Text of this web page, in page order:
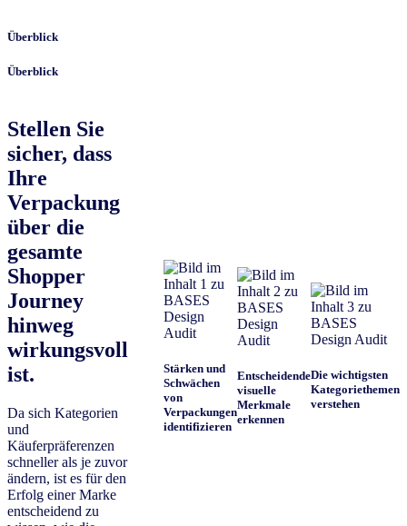
Überblick
Überblick
Stellen Sie
sicher, dass
Ihre
Verpackung
über die
gesamte
Shopper
Journey
hinweg
wirkungsvoll
ist.
Da sich Kategorien
und
Käuferpräferenzen
schneller als je zuvor
ändern, ist es für den
Erfolg einer Marke
entscheidend zu
Stärken und
Schwächen
von
Verpackungen
identifizieren
Entscheidende
visuelle
Merkmale
erkennen
Die wichtigsten
Kategoriethemen
verstehen